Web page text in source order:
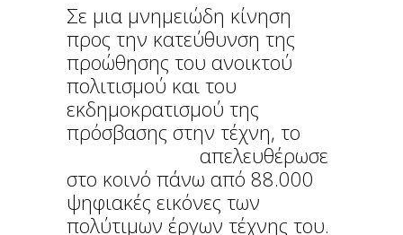
Σε μια μνημειώδη κίνηση
προς την κατεύθυνση της
προώθησης του ανοικτού
πολιτισμού και του
εκδημοκρατισμού της
πρόσβασης στην τέχνη, το
απελευθέρωσε
στο κοινό πάνω από 88.000
ψηφιακές εικόνες των
πολύτιμων έργων τέχνης του.